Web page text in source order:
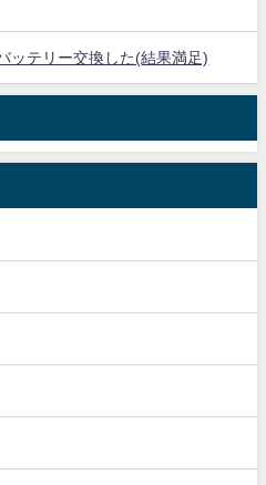
ッテリー交換した(結果満足)